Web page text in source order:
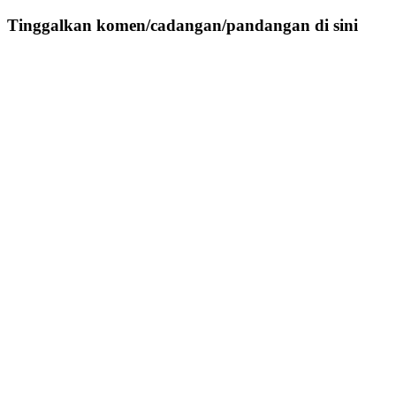
Tinggalkan komen/cadangan/pandangan di sini